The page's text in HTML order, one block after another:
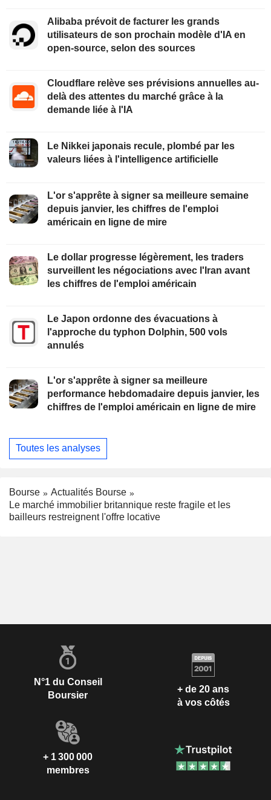
Alibaba prévoit de facturer les grands
utilisateurs de son prochain modèle d'IA en
open-source, selon des sources
Cloudflare relève ses prévisions annuelles au-
delà des attentes du marché grâce à la
demande liée à l'IA
Le Nikkei japonais recule, plombé par les
valeurs liées à l'intelligence artificielle
L'or s'apprête à signer sa meilleure semaine
depuis janvier, les chiffres de l'emploi
américain en ligne de mire
Le dollar progresse légèrement, les traders
surveillent les négociations avec l'Iran avant
les chiffres de l'emploi américain
Le Japon ordonne des évacuations à
l'approche du typhon Dolphin, 500 vols
annulés
L'or s'apprête à signer sa meilleure
performance hebdomadaire depuis janvier, les
chiffres de l'emploi américain en ligne de mire
Toutes les analyses
Bourse
Actualités Bourse
Le marché immobilier britannique reste fragile et les
bailleurs restreignent l'offre locative
N°1 du Conseil
Boursier
+ de 20 ans
à vos côtés
+ 1 300 000
membres